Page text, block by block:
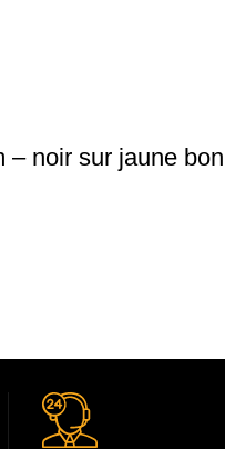
– noir sur jaune